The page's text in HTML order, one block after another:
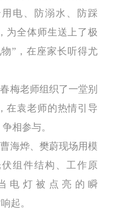
电、防溺水、防踩
为全体师生送上了极
物”，在座家长听得尤
梅老师组织了一堂别
在袁老师的热情引导
相参与。
海烨、樊蔚现场用模
组件结构、工作原
电灯被点亮的瞬
起。